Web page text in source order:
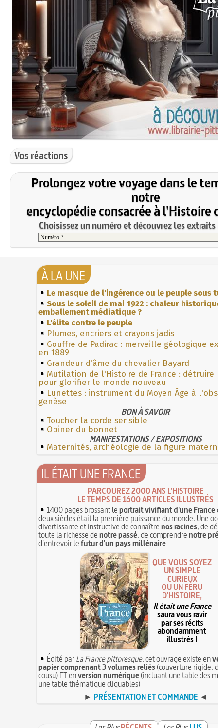
Vos réactions
Prolongez votre voyage dans le
notre
encyclopédie consacrée à l'Histoire
Choisissez un numéro et découvrez les
À LA UNE
Le masque de l'ingérence ou le peuple sous
Sous le soleil de mai 1922 : chaleur
emballement médiatique ?
L'élite contre le peuple
Plumes, encriers et crayons jadis
Gouffre de Padirac : merveille géologique
en 1889
Grandeur d'âme du chevalier Bayard
Mutilation de l'Histoire de France : détruire
pour glorifier le monde nouveau
Lunettes : instrument du Moyen Âge à
genèse
BON À SAVOIR
Toucher la corde sensible
Opiner du bonnet
MANIFESTATIONS / EXPOSITIONS
Maternités, archéologie de la figure
IL ÉTAIT UNE FRANCE
PARCOUREZ 2000 ANS L'HISTOIRE
LE TEMPS DE 1600 ARTICLES ILLUSTRÉS
1400 pages brossant leportrait vivifiant d'une France
deux siècles était la première puissance du monde. Une
divertissante et instructive de connaîtrenos racines, de
toute la richesse denotre passé, de comprendrenotre
d'entrevoir lefutur d'un pays millénaire
QUE VOUS SOYEZ
UN SIMPLE
CURIEUX
OU UN FÉRU
D'HISTOIRE,
Il était une France
saura vous ravir
par ses récits
abondamment
illustrés !
Édité parLa France pittoresque, cet ouvrage existe en
papier comprenant 3 volumes reliés(couverture rigide,
cousu) ET enversion numérique(incluant une table des
une table thématique cliquables)
► PRÉSENTATION ET COMMANDE ◄